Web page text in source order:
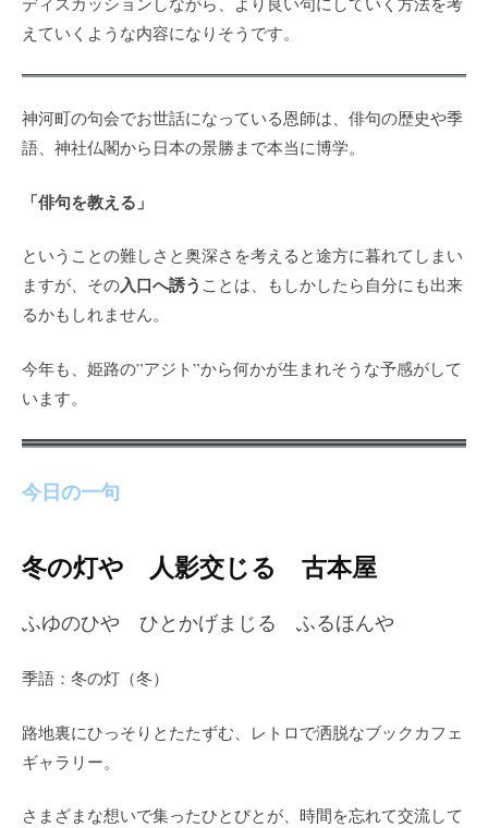
えていくような内容になりそうです。
神河町の句会でお世話になっている恩師は、俳句の歴史や季
語、神社仏閣から日本の景勝まで本当に博学。
「俳句を教える」
ということの難しさと奥深さを考えると途方に暮れてしまい
ますが、その入口へ誘う ことは、もしかしたら自分にも出来
るかもしれません。
今年も、姫路の”アジト”から何かが生まれそうな予感がして
います。
今日の一句
冬の灯や 人影交じる 古本屋
ふゆのひや ひとかげまじる ふるほんや
季語：冬の灯（冬）
路地裏にひっそりとたたずむ、レトロで洒脱なブックカフェ
ギャラリー。
さまざまな想いで集ったひとびとが、時間を忘れて交流して